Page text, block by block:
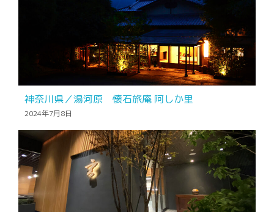
神奈川県／湯河原 懐石旅庵 阿しか里
2024年7月8日